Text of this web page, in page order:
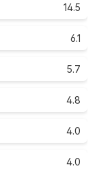
14.5
6.1
5.7
4.8
4.0
4.0